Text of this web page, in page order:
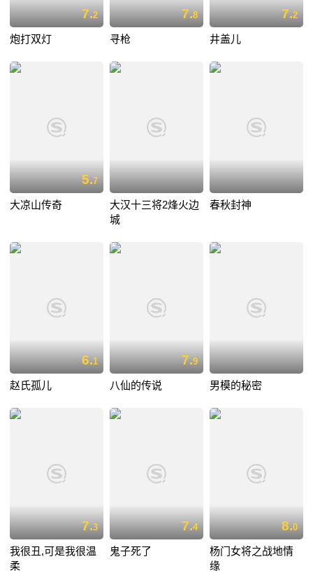
7.2
炮打双灯
7.8
寻枪
7.2
井盖儿
5.7
大凉山传奇
大汉十三将2烽火边
城
春秋封神
6.1
赵氏孤儿
7.9
八仙的传说 男模的秘密
7.3
我很丑,可是我很温
柔
7.4
鬼子死了
8.0
杨门女将之战地情
缘